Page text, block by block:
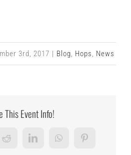
3rd, 2017 | Blog, Hops, News
This Event Info!
RedditLinkedInWhatsAppPinterest